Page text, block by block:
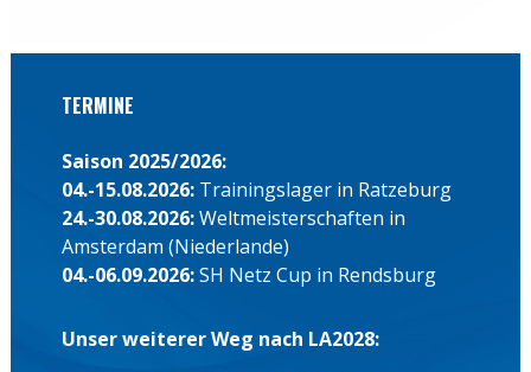
TERMINE
Saison 2025/2026:
04.-15.08.2026: Trainingslager in Ratzeburg
24.-30.08.2026:Weltmeisterschaften in
Amsterdam (Niederlande)
04.-06.09.2026:SH Netz Cup in Rendsburg
Unser weiterer Weg nach LA2028: